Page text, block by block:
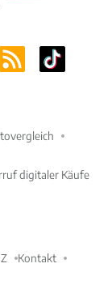
digitaler Käufe
Kontakt